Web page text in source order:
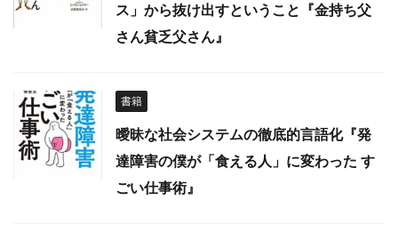
ス」から抜け出すということ『金持ち父
さん貧乏父さん』
書籍
曖昧な社会システムの徹底的言語化『発
達障害の僕が「食える人」に変わった す
ごい仕事術』